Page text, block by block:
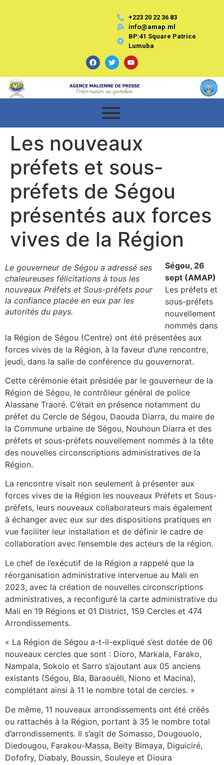
+223 20 22 36 83
info@amap.ml
BP:41 Square Patrice
Lumuba
Les nouveaux
préfets et sous-
préfets de Ségou
présentés aux forces
vives de la Région
Le gouverneur de Ségou a adressé ses
chaleureuses félicitations à tous les
nouveaux Préfets et Sous-préfets pour
la confiance placée en eux par les
autorités du pays.
Ségou, 26
sept (AMAP)
Les préfets et
sous-préfets
nouvellement
nommés dans
la Région de Ségou (Centre) ont été présentées aux
forces vives de la Région, à la faveur d’une rencontre,
jeudi, dans la salle de conférence du gouvernorat.
Cette cérémonie était présidée par le gouverneur de la
Région de Ségou, le contrôleur général de police
Alassane Traoré. C’était en présence notamment du
préfet du Cercle de Ségou, Daouda Diarra, du maire de
la Commune urbaine de Ségou, Nouhoun Diarra et des
préfets et sous-préfets nouvellement nommés à la tête
des nouvelles circonscriptions administratives de la
Région.
La rencontre visait non seulement à présenter aux
forces vives de la Région les nouveaux Préfets et Sous-
préfets, leurs nouveaux collaborateurs mais également
à échanger avec eux sur des dispositions pratiques en
vue faciliter leur installation et de définir le cadre de
collaboration avec l’ensemble des acteurs de la région.
Le chef de l’exécutif de la Région a rappelé que la
réorganisation administrative intervenue au Mali en
2023, avec la création de nouvelles circonscriptions
administratives, a reconfiguré la carte administrative du
Mali en 19 Régions et 01 District, 159 Cercles et 474
Arrondissements.
« La Région de Ségou a-t-il-expliqué s’est dotée de 06
nouveaux cercles que sont : Dioro, Markala, Farako,
Nampala, Sokolo et Sarro s’ajoutant aux 05 anciens
existants (Ségou, Bla, Baraouéli, Niono et Macina),
complétant ainsi à 11 le nombre total de cercles. »
De même, 11 nouveaux arrondissements ont été créés
ou rattachés à la Région, portant à 35 le nombre total
d’arrondissements. Il s’agit de Somasso, Dougouolo,
Diedougou, Farakou-Massa, Beity Bimaya, Diguiciré,
Dofofry, Diabaly, Boussin, Souleye et Dioura